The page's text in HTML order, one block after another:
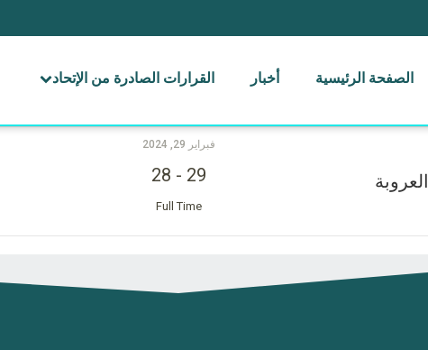
الصفحة الرئيسية أخبار القرارات الصادرة من الإتحاد
العروبة
فبراير 29, 2024
29
-
28
Full Time